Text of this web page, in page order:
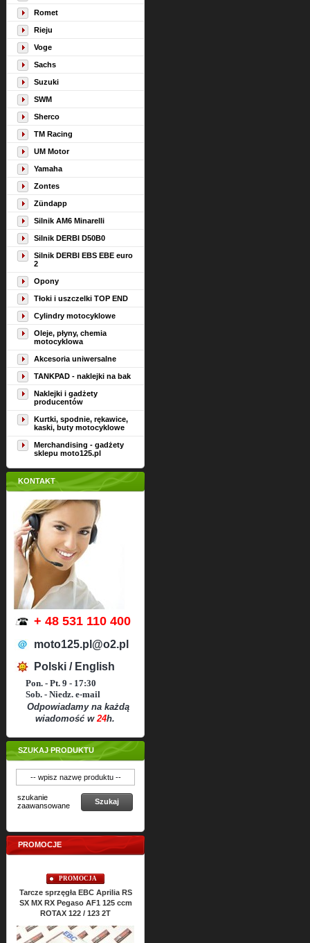
Romet
Rieju
Voge
Sachs
Suzuki
SWM
Sherco
TM Racing
UM Motor
Yamaha
Zontes
Zündapp
Silnik AM6 Minarelli
Silnik DERBI D50B0
Silnik DERBI EBS EBE euro
2
Opony
Tłoki i uszczelki TOP END
Cylindry motocyklowe
Oleje, płyny, chemia
motocyklowa
Akcesoria uniwersalne
TANKPAD - naklejki na bak
Naklejki i gadżety
producentów
Kurtki, spodnie, rękawice,
kaski, buty motocyklowe
Merchandising - gadżety
sklepu moto125.pl
KONTAKT
+ 48 531 110 400
moto125.pl@o2.pl
Polski / English
Pon. - Pt. 9 - 17:30
Sob. - Niedz. e-mail
Odpowiadamy na każdą
wiadomość w24h.
SZUKAJ PRODUKTU
szukanie
zaawansowane
Szukaj
PROMOCJE
PROMOCJA
Tarcze sprzęgła EBC Aprilia RS
SX MX RX Pegaso AF1 125 ccm
ROTAX 122 / 123 2T